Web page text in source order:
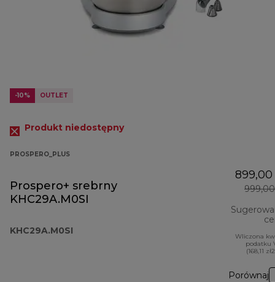
-10% OUTLET
Produkt niedostępny
PROSPERO_PLUS
Prospero+ srebrny
KHC29A.M0SI
KHC29A.M0SI
899,00
999,00
Wliczona
podatku
(168,11
Porównaj